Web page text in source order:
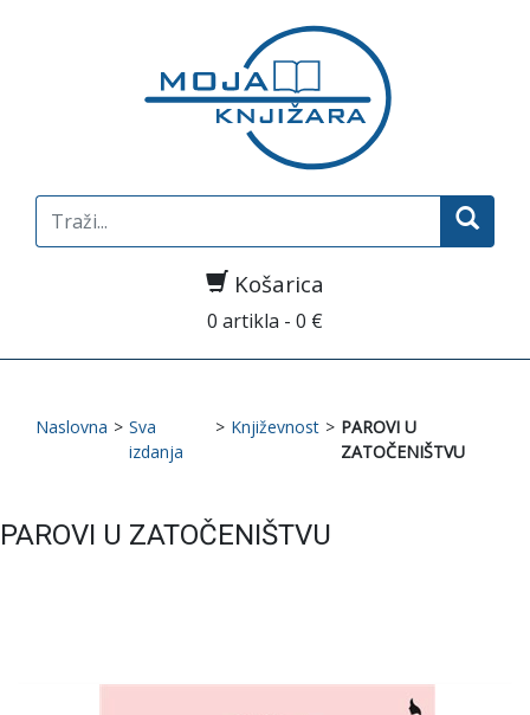
Search
for:
Košarica
0 artikla - 0 €
Naslovna > Sva
izdanja
> Književnost > PAROVI U
ZATOČENIŠTVU
PAROVI U ZATOČENIŠTVU